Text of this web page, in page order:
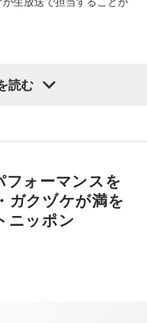
も知り、「めちゃくちゃ
夜のDYFF。
きるTALKコンテンツ。
FUTURE」
8/13(木)まで配信中で
人界でもその実態を誰に
明らかになるのか、注目
集予定。メールの宛先は
オールナイトニッポン公
0(ZERO)』は、8月17日
読む
フォーマンスを
ガクヅケが満を
ニッポン